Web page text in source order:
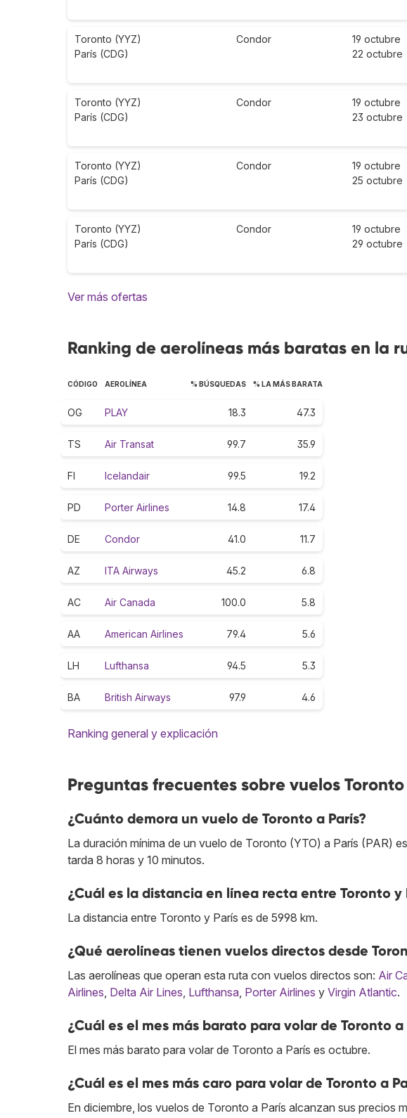
Toronto (YYZ)
París (CDG)
Condor
19 octubre
22 octubre
Toronto (YYZ)
París (CDG)
Condor
19 octubre
23 octubre
Toronto (YYZ)
París (CDG)
Condor
19 octubre
25 octubre
Toronto (YYZ)
París (CDG)
Condor
19 octubre
29 octubre
Ver más ofertas
Ranking de aerolíneas más baratas en la
CÓDIGO AEROLÍNEA % BÚSQUEDAS % LA MÁS BARATA
OG PLAY 18.3 47.3
TS Air Transat 99.7 35.9
FI Icelandair 99.5 19.2
PD Porter Airlines 14.8 17.4
DE Condor 41.0 11.7
AZ ITA Airways 45.2 6.8
AC Air Canada 100.0 5.8
AA American Airlines 79.4 5.6
LH Lufthansa 94.5 5.3
BA British Airways 97.9 4.6
Ranking general y explicación
Preguntas frecuentes sobre vuelos
¿Cuánto demora un vuelo de Toronto a París?
La duración mínima de un vuelo de Toronto (YTO) a París (PAR)
tarda 8 horas y 10 minutos.
¿Cuál es la distancia en línea recta entre Toronto y
La distancia entre Toronto y París es de 5998 km.
¿Qué aerolíneas tienen vuelos directos desde
Las aerolíneas que operan esta ruta con vuelos directos son: Air
Airlines, Delta Air Lines, Lufthansa, Porter Airlines y Virgin Atlantic.
¿Cuál es el mes más barato para volar de Toronto a
El mes más barato para volar de Toronto a París es octubre.
¿Cuál es el mes más caro para volar de Toronto a
En diciembre, los vuelos de Toronto a París alcanzan sus precios